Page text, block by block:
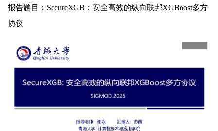
报告题目：SecureXGB：安全高效的纵向联邦XGBoost多方
协议